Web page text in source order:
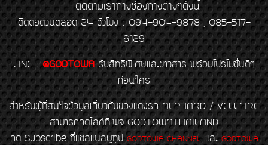
ติดตามเราทางช่องทางต่างๆดังนี้
ติดต่อด่วนตลอด 24 ชั่วโมง : 094-904-9878 , 085-517-
6129
LINE : @GODTOWA รับสิทธิพิเศษและข่าวสาร พร้อมโปรโมชั่นดีๆ
ก่อนใคร
สำหรับผู้ที่สนใจข้อมูลเกี่ยวกับของแต่งรถ ALPHARD / VELLFIRE
สามารถกดไลค์ที่เพจ GODTOWATHAILAND
กด Subscribe ที่แชลแนลยูทูป GODTOWA CHANNELและGODTOWA